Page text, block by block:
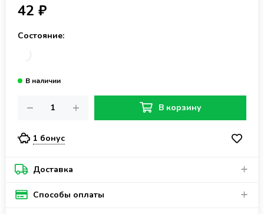
42 ₽
Состояние:
В корзину
1 бонус
Доставка
Способы оплаты